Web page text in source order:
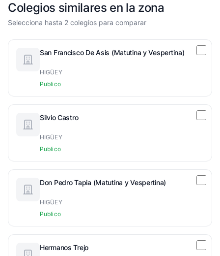
Colegios similares en la zona
Selecciona hasta 2 colegios para comparar
San Francisco De Asis (Matutina y Vespertina)
HIGÜEY
Publico
Silvio Castro
HIGÜEY
Publico
Don Pedro Tapia (Matutina y Vespertina)
HIGÜEY
Publico
Hermanos Trejo